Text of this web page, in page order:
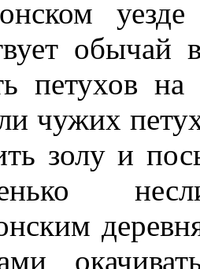
обычай
петухов
чужих
золу и